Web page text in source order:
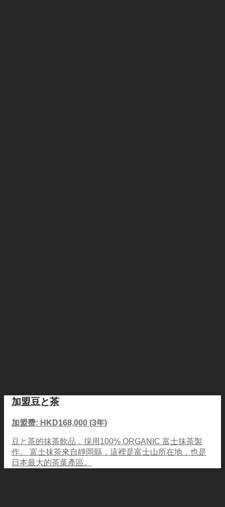
加盟豆と茶
加盟费: HKD168,000 (3年)
豆と茶的抹茶飲品，採用100% ORGANIC 富士抹茶製
作。 富士抹茶來自靜岡縣，這裡是富士山所在地，也是
日本最大的茶葉產區。